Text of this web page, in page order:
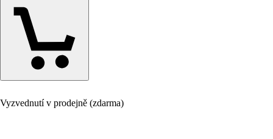
Vyzvednutí v prodejně (zdarma)